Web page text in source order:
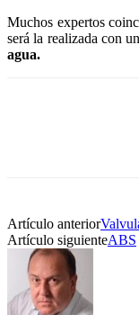
Muchos expertos
será la realizada con
agua.
Artículo anterior
Artículo siguienteABS